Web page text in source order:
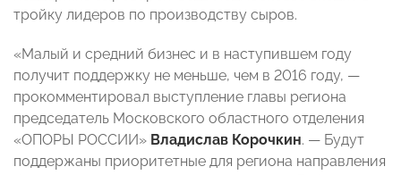
тройку лидеров по производству сыров.
«Малый и средний бизнес и в наступившем году
получит поддержку не меньше, чем в 2016 году, —
прокомментировал выступление главы региона
председатель Московского областного отделения
«ОПОРЫ РОССИИ» Владислав Корочкин. — Будут
поддержаны приоритетные для региона направления